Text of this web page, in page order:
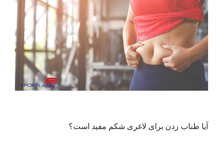
آیا طناب زدن برای لاغری شکم مفید است؟